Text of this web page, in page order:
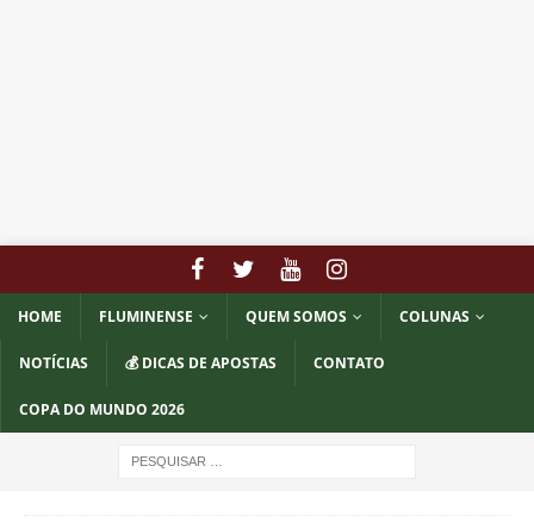
HOME FLUMINENSE QUEM SOMOS COLUNAS
NOTÍCIAS 💰 DICAS DE APOSTAS CONTATO
COPA DO MUNDO 2026